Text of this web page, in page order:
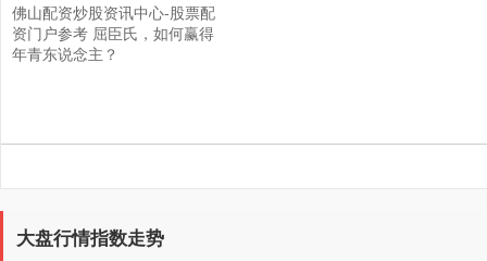
佛山配资炒股资讯中心-股票配
资门户参考 屈臣氏，如何赢得
年青东说念主？
大盘行情指数走势